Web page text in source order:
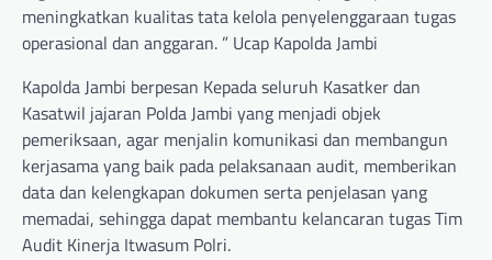
meningkatkan kualitas tata kelola penyelenggaraan tugas
operasional dan anggaran. ” Ucap Kapolda Jambi
Kapolda Jambi berpesan Kepada seluruh Kasatker dan
Kasatwil jajaran Polda Jambi yang menjadi objek
pemeriksaan, agar menjalin komunikasi dan membangun
kerjasama yang baik pada pelaksanaan audit, memberikan
data dan kelengkapan dokumen serta penjelasan yang
memadai, sehingga dapat membantu kelancaran tugas Tim
Audit Kinerja Itwasum Polri.